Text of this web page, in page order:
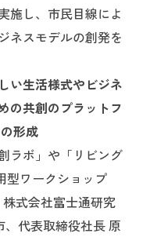
施し、市民目線によ
ネスモデルの創発を
い生活様式やビジネ
の共創のプラットフ
形成
ラボ」や「リビング
型ワークショップ
株式会社富士通研究
代表取締役社長 原